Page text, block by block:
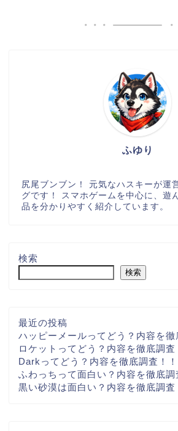
ふゆり
尻尾ブンブン！ 元気なハスキーが運
グです！ スマホゲームを中心に、遊
品を分かりやすく紹介しています。
検索
検索
最近の投稿
ハッピーメールってどう？内容を徹
ロケットってどう？内容を徹底調査
Darkってどう？内容を徹底調査！！
ふわっちって面白い？内容を徹底調
黒い砂漠は面白い？内容を徹底調査